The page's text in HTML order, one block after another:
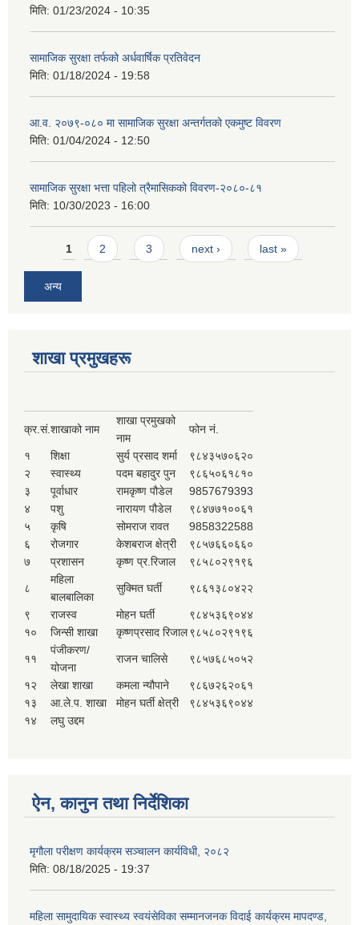
मिति: 01/23/2024 - 10:35
सामाजिक सुरक्षा तर्फको अर्धवार्षिक प्रतिवेदन
मिति: 01/18/2024 - 19:58
आ.व. २०७९-०८० मा सामाजिक सुरक्षा अन्तर्गतको एकमुष्ट विवरण
मिति: 01/04/2024 - 12:50
सामाजिक सुरक्षा भत्ता पहिलो त्रैमासिकको विवरण-२०८०-८१
मिति: 10/30/2023 - 16:00
Pages
1 2 3 next › last »
अन्य
शाखा प्रमुखहरू
क्र.सं.शाखाको नाम
शाखा प्रमुखको
नाम
फोन नं.
१ शिक्षा सुर्य प्रसाद शर्मा
९८४३५७०६२०
२
स्वास्थ्य पदम बहादुर पुन
९८६५०६१८१०
३
पूर्वाधार रामकृष्ण पौडेल
9857679393
४
पशु नारायण पौडेल
९८४७७१००६१
५
कृषि सोमराज रावत
9858322588
६
रोजगार केशबराज क्षेत्री
९८५७६६०६६०
७
प्रशासन कृष्ण प्र.रिजाल ९८५८०२९१९६
८
महिला
बालबालिका
सुक्मित घर्ती ९८६१३८०४२२
९ राजस्व मोहन घर्ती
९८४५३६९०४४
१०
जिन्सी शाखा कृष्णप्रसाद रिजाल९८५८०२९१९६
११
पंजीकरण/
योजना
राजन चालिसे ९८५७६८५०५२
१२ लेखा शाखा कमला न्यौपाने
९८६७२६२०६१
१३
आ.ले.प. शाखा मोहन घर्ती क्षेत्री
९८४५३६९०४४
१४
लघु उद्दम
ऐन, कानुन तथा निर्देशिका
मृगौला परीक्षण कार्यक्रम सञ्चालन कार्यविधी, २०८२
मिति: 08/18/2025 - 19:37
महिला सामुदायिक स्वास्थ्य स्वयंसेविका सम्मानजनक विदाई कार्यक्रम मापदण्ड,